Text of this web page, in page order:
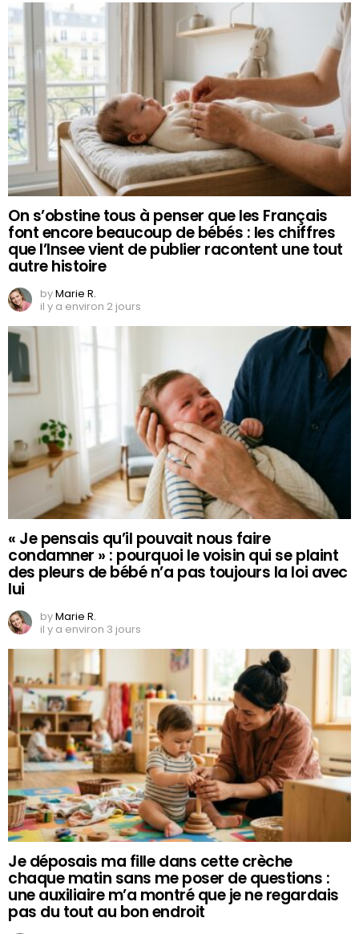
On s’obstine tous à penser que les Français
font encore beaucoup de bébés : les chiffres
que l’Insee vient de publier racontent une tout
autre histoire
byMarie R.
il y a environ 2 jours
« Je pensais qu’il pouvait nous faire
condamner » : pourquoi le voisin qui se plaint
des pleurs de bébé n’a pas toujours la loi avec
lui
byMarie R.
il y a environ 3 jours
Je déposais ma fille dans cette crèche
chaque matin sans me poser de questions :
une auxiliaire m’a montré que je ne regardais
pas du tout au bon endroit